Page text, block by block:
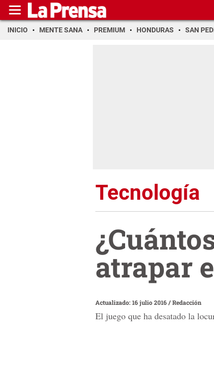
INICIO MENTE SANA PREMIUM HONDURAS SAN
Tecnología
atrapar
Actualizado: 16 julio 2016/Redacción
El juego que ha desatado la